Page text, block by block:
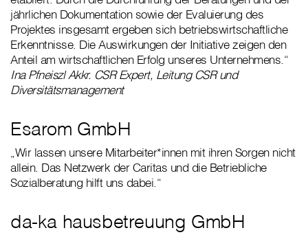
jährlichen Dokumentation sowie der Evaluierung des
Projektes insgesamt ergeben sich betriebswirtschaftliche
Erkenntnisse. Die Auswirkungen der Initiative zeigen den
Anteil am wirtschaftlichen Erfolg unseres Unternehmens.“
Ina Pfneiszl Akkr. CSR Expert, Leitung CSR und
Diversitätsmanagement
Esarom GmbH
„Wir lassen unsere Mitarbeiter*innen mit ihren Sorgen nicht
allein. Das Netzwerk der Caritas und die Betriebliche
Sozialberatung hilft uns dabei.“
da-ka hausbetreuung GmbH